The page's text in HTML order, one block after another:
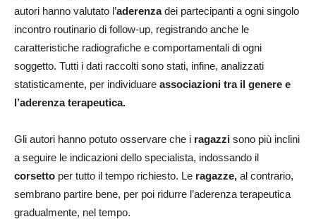
autori hanno valutato l’aderenzadei partecipanti a ogni singolo
incontro routinario di follow-up, registrando anche le
caratteristiche radiografiche e comportamentali di ogni
soggetto. Tutti i dati raccolti sono stati, infine, analizzati
statisticamente, per individuare associazioni tra il genere e
l’aderenza terapeutica.
Gli autori hanno potuto osservare che i ragazzi sono più inclini
a seguire le indicazioni dello specialista, indossando il
corsetto per tutto il tempo richiesto. Le ragazze, al contrario,
sembrano partire bene, per poi ridurre l’aderenza terapeutica
gradualmente, nel tempo.